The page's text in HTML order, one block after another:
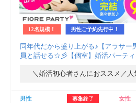
12名規模！ 男性ご予約先行中！
同年代だから盛り上がる♪【アラサー
員と話せる☆彡【個室】婚活パーテ
男性 募集終了 女性